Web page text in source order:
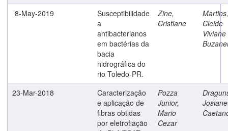
8-May-2019
Susceptibilidade
a
antibacterianos
em bactérias da
bacia
hidrográfica do
rio Toledo-PR.
Zine,
Cristiane
Martins,
Cleide
Viviane
23-Mar-2018
Caracterização
e aplicação de
fibras obtidas
por eletrofiação
Pozza
Junior,
Mario
Cezar
Josiane